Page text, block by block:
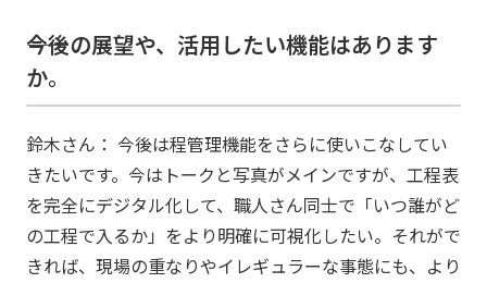
――今後の展望や、活用したい機能はあります
か。
鈴木さん： 今後は程管理機能をさらに使いこなしてい
きたいです。今はトークと写真がメインですが、工程表
を完全にデジタル化して、職人さん同士で「いつ誰がど
の工程で入るか」をより明確に可視化したい。それがで
きれば、現場の重なりやイレギュラーな事態にも、より